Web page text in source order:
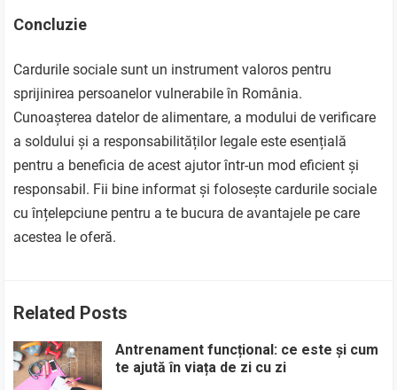
Concluzie
Cardurile sociale sunt un instrument valoros pentru
sprijinirea persoanelor vulnerabile în România.
Cunoașterea datelor de alimentare, a modului de verificare
a soldului și a responsabilităților legale este esențială
pentru a beneficia de acest ajutor într-un mod eficient și
responsabil. Fii bine informat și folosește cardurile sociale
cu înțelepciune pentru a te bucura de avantajele pe care
acestea le oferă.
Related Posts
Antrenament funcțional: ce este și cum
te ajută în viața de zi cu zi